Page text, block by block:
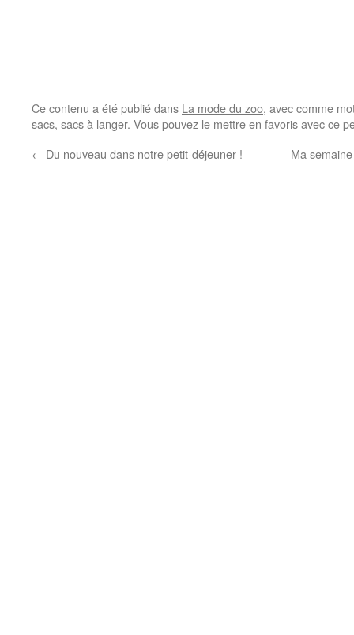
Ce contenu a été publié dans La mode du zoo, avec comme
sacs, sacs à langer. Vous pouvez le mettre en favoris avecce
← Du nouveau dans notre petit-déjeuner ! Ma